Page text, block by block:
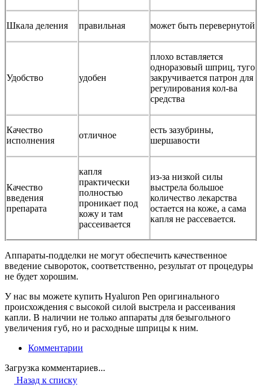
Шкала деления правильная может быть перевернутой
Удобство удобен
плохо вставляется
одноразовый шприц, туго
закручивается патрон для
регулирования кол-ва
средства
Качество
исполнения
отличное
есть зазубрины,
шершавости
Качество
введения
препарата
капля
практически
полностью
проникает под
кожу и там
рассеивается
из-за низкой силы
выстрела большое
количество лекарства
остается на коже, а сама
капля не рассевается.
Аппараты-подделки не могут обеспечить качественное
введение сывороток, соответственно, результат от процедуры
не будет хорошим.
У нас вы можете купить Hyaluron Pen оригинального
происхождения с высокой силой выстрела и рассеивания
капли. В наличии не только аппараты для безыгольного
увеличения губ, но и расходные шприцы к ним.
Комментарии
Загрузка комментариев...
Назад к списку